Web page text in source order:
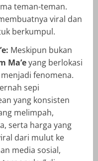
teman-teman.
viral dan
berkumpul.
Meskipun bukan
Ma’eyang berlokasi
fenomena.
sepi
yang konsisten
melimpah,
serta harga yang
dari mulut ke
media sosial,